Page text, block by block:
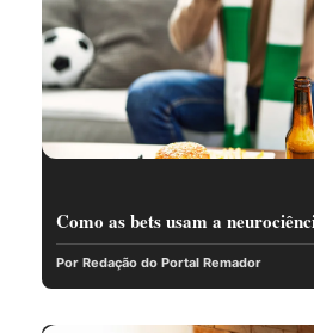
Como as bets usam a
Por Redação do Portal Remador